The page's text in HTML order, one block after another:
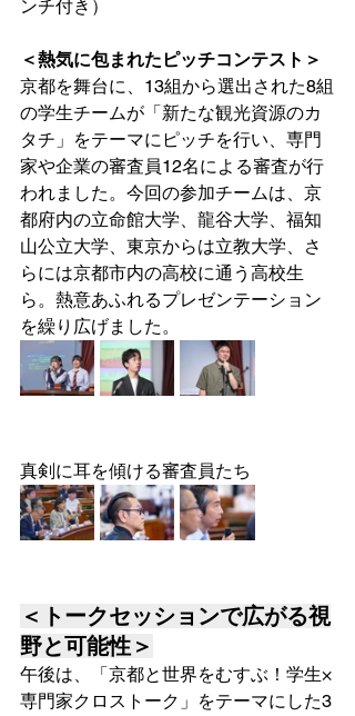
ンチ付き）
＜熱気に包まれたピッチコンテスト＞
京都を舞台に、13組から選出された8組
の学生チームが「新たな観光資源のカ
タチ」をテーマにピッチを行い、専門
家や企業の審査員12名による審査が行
われました。今回の参加チームは、京
都府内の立命館大学、龍谷大学、福知
山公立大学、東京からは立教大学、さ
らには京都市内の高校に通う高校生
ら。熱意あふれるプレゼンテーション
を繰り広げました。
真剣に耳を傾ける審査員たち
＜トークセッションで広がる視
野と可能性＞
午後は、「京都と世界をむすぶ！学生×
専門家クロストーク」をテーマにした3